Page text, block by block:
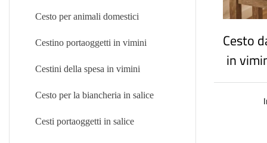
Cesto per animali domestici
Cestino portaoggetti in vimini
Cestini della spesa in vimini
Cesto per la biancheria in salice
Cesti portaoggetti in salice
Cesto
in
a